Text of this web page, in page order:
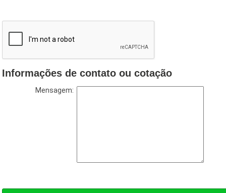
Informações de contato ou cotação
Mensagem: